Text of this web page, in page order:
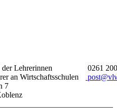
der Lehrerinnen
an Wirtschaftsschulen
7
0261
post@